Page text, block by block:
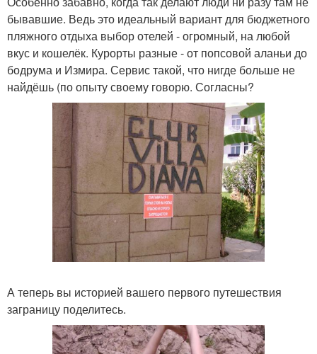
бывавшие. Ведь это идеальный вариант для бюджетного
пляжного отдыха выбор отелей - огромный, на любой
вкус и кошелёк. Курорты разные - от попсовой аланьи до
бодрума и Измира. Сервис такой, что нигде больше не
найдёшь (по опыту своему говорю. Согласны?
А теперь вы историей вашего первого путешествия
заграницу поделитесь.